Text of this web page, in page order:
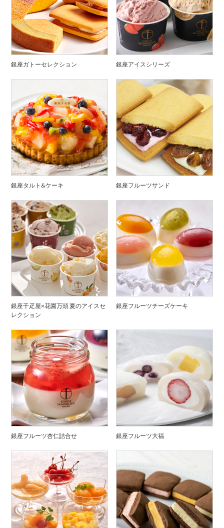
銀座ガトーセレクション 銀座アイスシリーズ
銀座タルト&ケーキ 銀座フルーツサンド
銀座千疋屋×花園万頭 夏のアイスセ
レクション
銀座フルーツチーズケーキ
銀座フルーツ杏仁詰合せ 銀座フルーツ大福